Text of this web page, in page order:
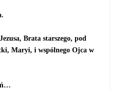
Brata starszego, pod
Maryi, i wspólnego Ojca w